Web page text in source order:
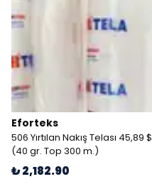
Eforteks
506 Yırtılan Nakış Telası 45,89 $
(40 gr. Top 300 m.)
₺ 2,182.90